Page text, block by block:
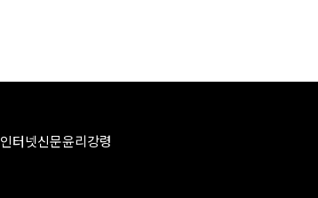
인터넷신문윤리강령